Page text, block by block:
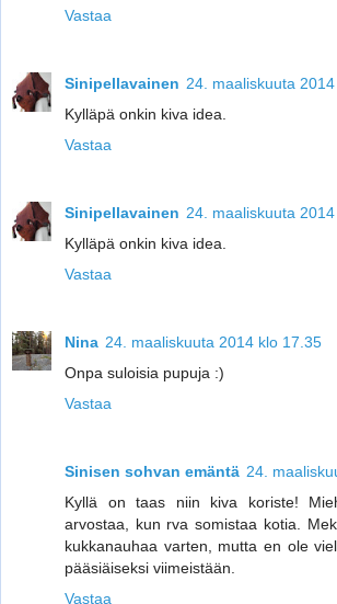
Vastaa
Sinipellavainen 24. maaliskuuta
Kylläpä onkin kiva idea.
Vastaa
Sinipellavainen 24. maaliskuuta
Kylläpä onkin kiva idea.
Vastaa
Nina 24. maaliskuuta 2014 klo 17.35
Onpa suloisia pupuja :)
Vastaa
Sinisen sohvan emäntä 24.
Kyllä on taas niin kiva koriste!
arvostaa, kun rva somistaa kotia.
kukkanauhaa varten, mutta en ole
pääsiäiseksi viimeistään.
Vastaa